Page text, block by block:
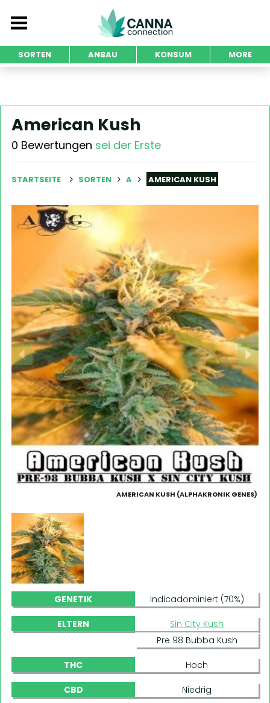
SORTEN ANBAU KONSUM MORE
American Kush
0 Bewertungen sei der Erste
STARTSEITE SORTEN A AMERICAN KUSH
AMERICAN KUSH (ALPHAKRONIK GENES)
GENETIK Indicadominiert (70%)
ELTERN
Sin City Kush
Pre 98 Bubba Kush
THC Hoch
CBD Niedrig